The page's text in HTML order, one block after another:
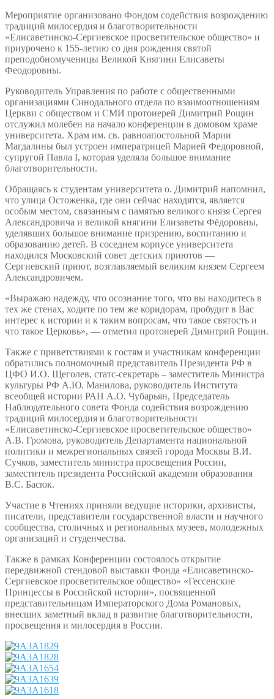
Мероприятие организовано Фондом содействия возрождению
традиций милосердия и благотворительности
«Елисаветинско-Сергиевское просветительское общество» и
приурочено к 155-летию со дня рождения святой
преподобномученицы Великой Княгини Елисаветы
Феодоровны.
Руководитель Управления по работе с общественными
организациями Синодального отдела по взаимоотношениям
Церкви с обществом и СМИ протоиерей Димитрий Рощин
отслужил молебен на начало конференции в домовом храме
университета. Храм им. св. равноапостольной Марии
Магдалины был устроен императрицей Марией Федоровной,
супругой Павла I, которая уделяла большое внимание
благотворительности.
Обращаясь к студентам университета о. Димитрий напомнил,
что улица Остоженка, где они сейчас находятся, является
особым местом, связанным с памятью великого князя Сергея
Александровича и великой княгини Елизаветы Фёдоровны,
уделявших большое внимание призрению, воспитанию и
образованию детей. В соседнем корпусе университета
находился Московский совет детских приютов —
Сергиевский приют, возглавляемый великим князем Сергеем
Александровичем.
«Выражаю надежду, что осознание того, что вы находитесь в
тех же стенах, ходите по тем же коридорам, пробудит в Вас
интерес к истории и к таким вопросам, что такое святость и
что такое Церковь», — отметил протоиерей Димитрий Рощин.
Также с приветствиями к гостям и участникам конференции
обратились полномочный представитель Президента РФ в
ЦФО И.О. Щеголев, статс-секретарь – заместитель Министра
культуры РФ А.Ю. Манилова, руководитель Института
всеобщей истории РАН А.О. Чубарьян, Председатель
Наблюдательного совета Фонда содействия возрождению
традиций милосердия и благотворительности
«Елисаветинско-Сергиевское просветительское общество»
А.В. Громова, руководитель Департамента национальной
политики и межрегиональных связей города Москвы В.И.
Сучков, заместитель министра просвещения России,
заместитель президента Российской академии образования
В.С. Басюк.
Участие в Чтениях приняли ведущие историки, архивисты,
писатели, представители государственной власти и научного
сообщества, столичных и региональных музеев, молодежных
организаций и студенчества.
Также в рамках Конференции состоялось открытие
передвижной стендовой выставки Фонда «Елисаветинско-
Сергиевское просветительское общество» «Гессенские
Принцессы в Российской истории», посвященной
представительницам Императорского Дома Романовых,
внесших заметный вклад в развитие благотворительности,
просвещения и милосердия в России.